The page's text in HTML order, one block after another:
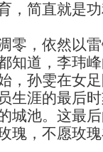
简直就是功
，依然以雷
知道，李玮
，孙雯在女
生涯的最后
城池。这最
瑰，不愿玫